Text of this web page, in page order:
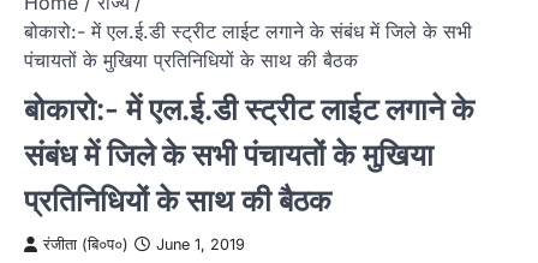
बोकारो:- में एल.ई.डी स्ट्रीट लाईट लगाने के संबंध में जिले के सभी
पंचायतों के मुखिया प्रतिनिधियों के साथ की बैठक
बोकारो:- में एल.ई.डी स्ट्रीट लाईट लगाने के
संबंध में जिले के सभी पंचायतों के मुखिया
प्रतिनिधियों के साथ की बैठक
रंजीता (बि०प०) June 1, 2019